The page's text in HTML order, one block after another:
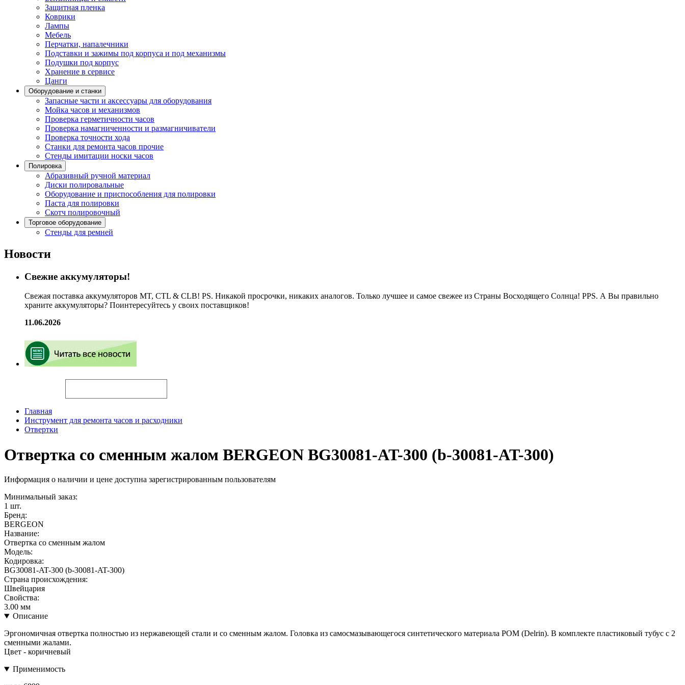
Защитная пленка
Коврики
Лампы
Мебель
Перчатки, напалечники
Подставки и зажимы под корпуса и под механизмы
Подушки под корпус
Хранение в сервисе
Цанги
Оборудование и станки
Запасные части и аксессуары для оборудования
Мойка часов и механизмов
Проверка герметичности часов
Проверка намагниченности и размагничиватели
Проверка точности хода
Станки для ремонта часов прочие
Стенды имитации носки часов
Полировка
Абразивный ручной материал
Диски полировальные
Оборудование и приспособления для полировки
Паста для полировки
Скотч полировочный
Торговое оборудование
Стенды для ремней
Новости
Свежие аккумуляторы!
Свежая поставка аккумуляторов MT, CTL & CLB! PS. Никакой просрочки, никаких аналогов. Только лучшее и самое свежее из Страны Восходящего Солнца! PPS. А Вы правильно
храните аккумуляторы? Поинтересуйтесь у своих поставщиков!
11.06.2026
Главная
Инструмент для ремонта часов и расходники
Отвертки
Отвертка со сменным жалом BERGEON BG30081-AT-300 (b-30081-AT-300)
Информация о наличии и цене доступна зарегистрированным пользователям
Минимальный заказ:
1 шт.
Бренд:
BERGEON
Название:
Отвертка со сменным жалом
Модель:
Кодировка:
BG30081-AT-300 (b-30081-AT-300)
Страна происхождения:
Швейцария
Свойства:
3.00 мм
Описание
Эргономичная отвертка полностью из нержавеющей стали и со сменным жалом. Головка из самосмазывающегося синтетического материала POM (Delrin). В комплекте пластиковый тубус с 2
сменными жалами.
Цвет - коричневый
Применимость